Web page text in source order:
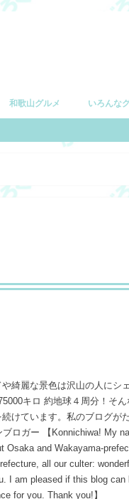
和歌山グルメ いろんな
や綺麗な景色は沢山の人に
キロ 約地球４周分！そ
けています。私のブログが
ブロガー 【Konnichiwa! My
Osaka and Wakayama-
all our culter:
I am pleased if this blog
for you. Thank you!】